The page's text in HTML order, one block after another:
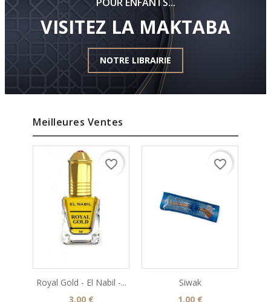
VISITEZ LA MAKTABA
NOTRE LIBRAIRIE
Meilleures Ventes
Royal Gold - El Nabil -...
Prix
3,00 €
favorite_border
Siwak
Prix
1,00 €
favorite_border